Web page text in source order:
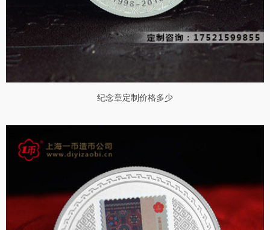
纪念章定制价格多少